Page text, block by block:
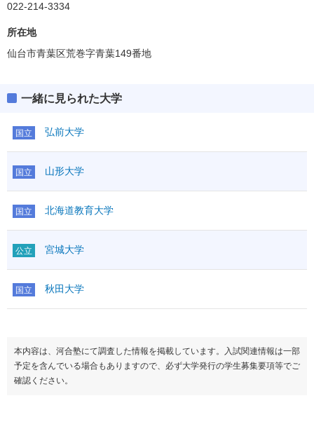
022-214-3334
所在地
仙台市青葉区荒巻字青葉149番地
一緒に見られた大学
国立 弘前大学
国立 山形大学
国立 北海道教育大学
公立 宮城大学
国立 秋田大学
本内容は、河合塾にて調査した情報を掲載しています。入試関連情報は一部
予定を含んでいる場合もありますので、必ず大学発行の学生募集要項等でご
確認ください。